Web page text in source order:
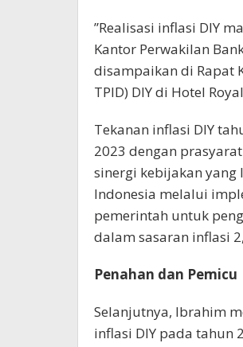
”Realisasi inflasi DIY
Kantor Perwakilan
disampaikan di Rapat
TPID) DIY di Hotel
Tekanan inflasi DIY
2023 dengan
sinergi kebijakan
Indonesia melalui
pemerintah untuk
dalam sasaran inflasi
Penahan dan Pemicu
Selanjutnya, Ibrahim
inflasi DIY pada tahun